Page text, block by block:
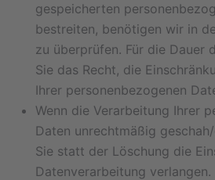
gespeicherten
bestreiten, benötigen wir in
zu überprüfen. Für die Dauer
Sie das Recht, die
Ihrer personenbezogenen
Wenn die Verarbeitung Ihrer
Daten unrechtmäßig
Sie statt der Löschung die
Datenverarbeitung verlangen.